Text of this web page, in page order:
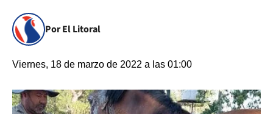
Por El Litoral
Viernes, 18 de marzo de 2022 a las 01:00